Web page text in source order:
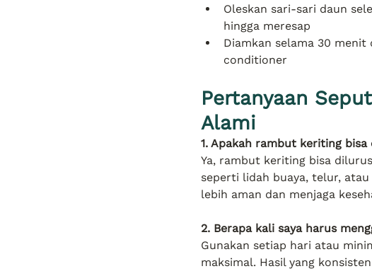
Oleskan sari-sari daun
hingga meresap
Diamkan selama 30
conditioner
Pertanyaan
Alami
1. Apakah rambut keriting
Ya, rambut keriting bisa
seperti lidah buaya, telur,
lebih aman dan menjaga
2. Berapa kali saya harus
Gunakan setiap hari atau
maksimal. Hasil yang